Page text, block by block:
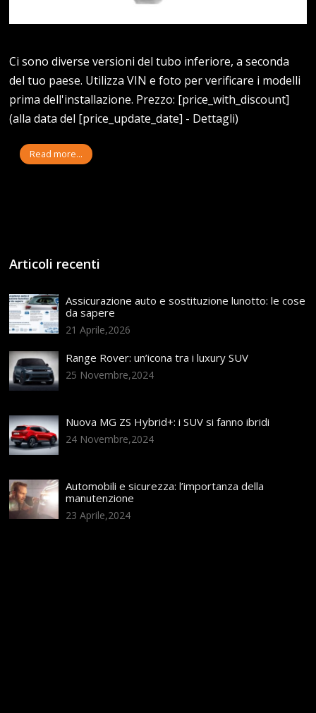
Ci sono diverse versioni del tubo inferiore, a seconda
del tuo paese. Utilizza VIN e foto per verificare i modelli
prima dell'installazione. Prezzo: [price_with_discount]
(alla data del [price_update_date] - Dettagli)
Read more...
Articoli recenti
Assicurazione auto e sostituzione lunotto: le cose
da sapere
21 Aprile,2026
Range Rover: un’icona tra i luxury SUV
25 Novembre,2024
Nuova MG ZS Hybrid+: i SUV si fanno ibridi
24 Novembre,2024
Automobili e sicurezza: l’importanza della
manutenzione
23 Aprile,2024